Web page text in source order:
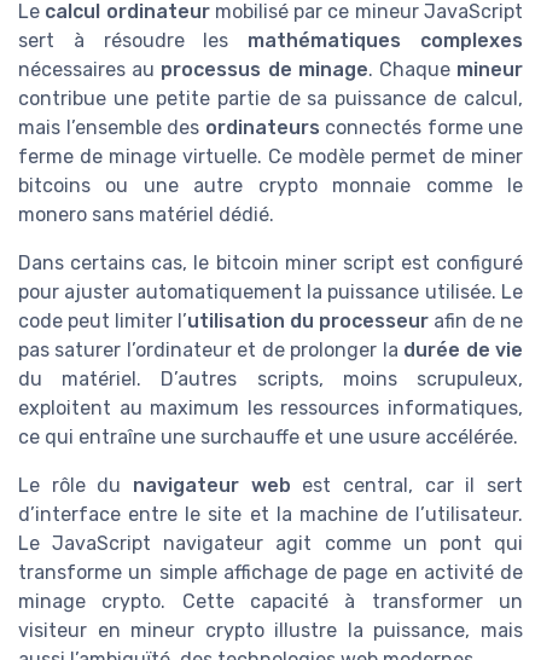
Le calcul ordinateurmobilisé par ce mineur JavaScript
sert à résoudre les mathématiques complexes
nécessaires au processus de minage. Chaque mineur
contribue une petite partie de sa puissance de calcul,
mais l’ensemble des ordinateurs connectés forme une
ferme de minage virtuelle. Ce modèle permet de miner
bitcoins ou une autre crypto monnaie comme le
monero sans matériel dédié.
Dans certains cas, le bitcoin miner script est configuré
pour ajuster automatiquement la puissance utilisée. Le
code peut limiter l’utilisation du processeur afin de ne
pas saturer l’ordinateur et de prolonger la durée de vie
du matériel. D’autres scripts, moins scrupuleux,
exploitent au maximum les ressources informatiques,
ce qui entraîne une surchauffe et une usure accélérée.
Le rôle du navigateur web est central, car il sert
d’interface entre le site et la machine de l’utilisateur.
Le JavaScript navigateur agit comme un pont qui
transforme un simple affichage de page en activité de
minage crypto. Cette capacité à transformer un
visiteur en mineur crypto illustre la puissance, mais